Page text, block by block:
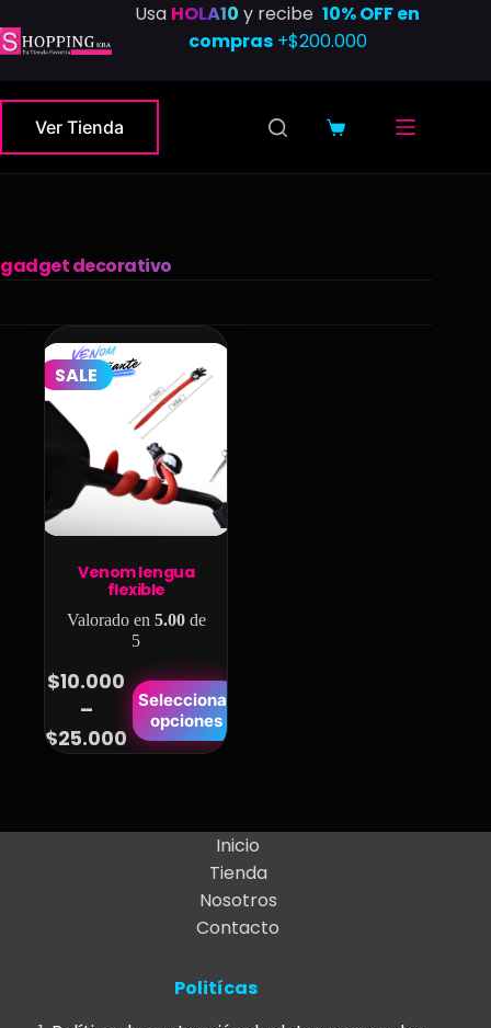
al
Usa HOLA10 y recibe10% OFF en
compras+$200.000
Ver Tienda
Carro
gadget decorativo
SALE
Venom lengua
flexible
Valorado en 5.00de
5
$10.000
–
$25.000
Price
range:
$25.000
Seleccionar
opciones
Este
producto
tiene
Las
Inicio
Tienda
Nosotros
Contacto
Politícas